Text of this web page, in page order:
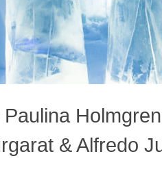
& Alfredo